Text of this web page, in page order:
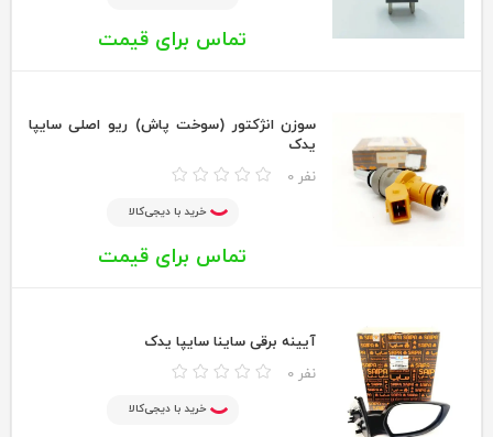
تماس برای قیمت
سوزن انژکتور (سوخت پاش) ریو اصلی سایپا
یدک
0 نفر
خرید با دیجی‌کالا
تماس برای قیمت
آیینه برقی ساینا سایپا یدک
0 نفر
خرید با دیجی‌کالا